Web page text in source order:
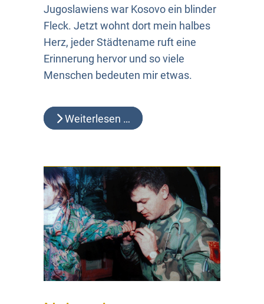
Jugoslawiens war Kosovo ein blinder
Fleck. Jetzt wohnt dort mein halbes
Herz, jeder Städtename ruft eine
Erinnerung hervor und so viele
Menschen bedeuten mir etwas.
Weiterlesen …